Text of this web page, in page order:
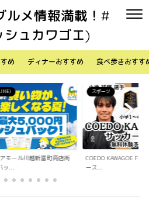
ルメ情報満載！#
シュカワゴエ)
め ディナーおすすめ 食べ歩きおすす
F.Cが小学生向けサッカ
生活
「Sky Walker 7058」
内ア...